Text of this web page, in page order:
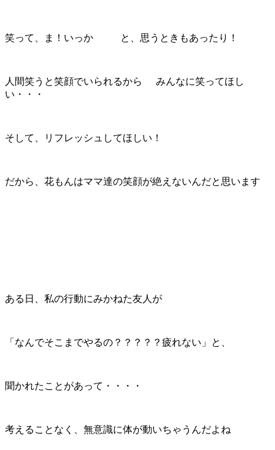
笑って、ま！いっか と、思うときもあったり！
人間笑うと笑顔でいられるから
みんなに笑ってほし
い・・・
そして、リフレッシュしてほしい！
だから、花もんはママ達の笑顔が絶えないんだと思います
ある日、私の行動にみかねた友人が
「なんでそこまでやるの？？？？？疲れない」と、
聞かれたことがあって・・・・
考えることなく、無意識に体が動いちゃうんだよね